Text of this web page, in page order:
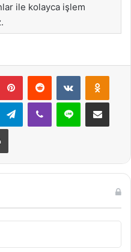
ile kolayca işlem
PinterestReddit VKontakte
TelegramViber Line E-Posta ile
Yazdır